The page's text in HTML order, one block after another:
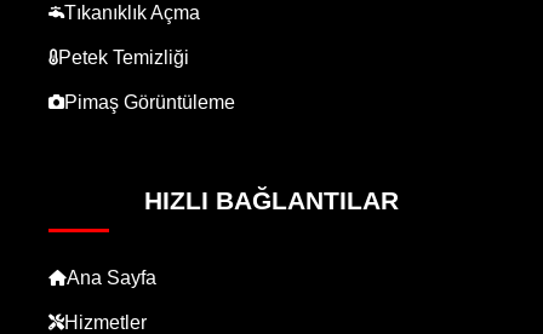
Tıkanıklık Açma
Petek Temizliği
Pimaş Görüntüleme
HIZLI BAĞLANTILAR
Ana Sayfa
Hizmetler